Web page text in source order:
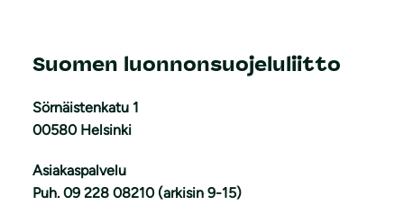
Suomen luonnonsuojeluliitto
Sörnäistenkatu 1
00580 Helsinki
Asiakaspalvelu
Puh. 09 228 08210 (arkisin 9-15)